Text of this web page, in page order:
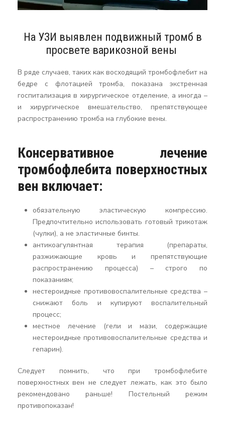
На УЗИ выявлен подвижный тромб в
просвете варикозной вены
В ряде случаев, таких как восходящий тромбофлебит на
бедре с флотацией тромба, показана экстренная
госпитализация в хирургическое отделение, а иногда –
и хирургическое вмешательство, препятствующее
распространению тромба на глубокие вены.
Консервативное лечение
тромбофлебита поверхностных
вен включает:
обязательную эластическую компрессию.
Предпочтительно использовать готовый трикотаж
(чулки), а не эластичные бинты.
антикоагулянтная терапия (препараты,
разжижающие кровь и препятствующие
распространению процесса) – строго по
показаниям;
нестероидные противовоспалительные средства –
снижают боль и купируют воспалительный
процесс;
местное лечение (гели и мази, содержащие
нестероидные противовоспалительные средства и
гепарин).
Следует помнить, что при тромбофлебите
поверхностных вен не следует лежать, как это было
рекомендовано раньше! Постельный режим
противопоказан!